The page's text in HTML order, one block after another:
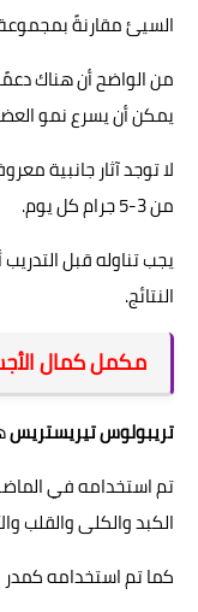
السيئ مقارنةً
من الواضح أن هناك دعمًا
يمكن أن يسرع نمو
لا توجد آثار جانبية
من 3-5 جرام كل يوم.
يجب تناوله قبل
النتائج.
مكمل كمال
تريبولوس تيريستريس
تم استخدامه في
الكبد والكلى والقلب
كما تم استخدامه كمدر